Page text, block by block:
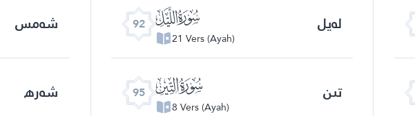
شەمس 92 ﰉ
21 Vers (Ayah)
لەيل
شەرھ 95 ﰌ
8 Vers (Ayah)
تىن